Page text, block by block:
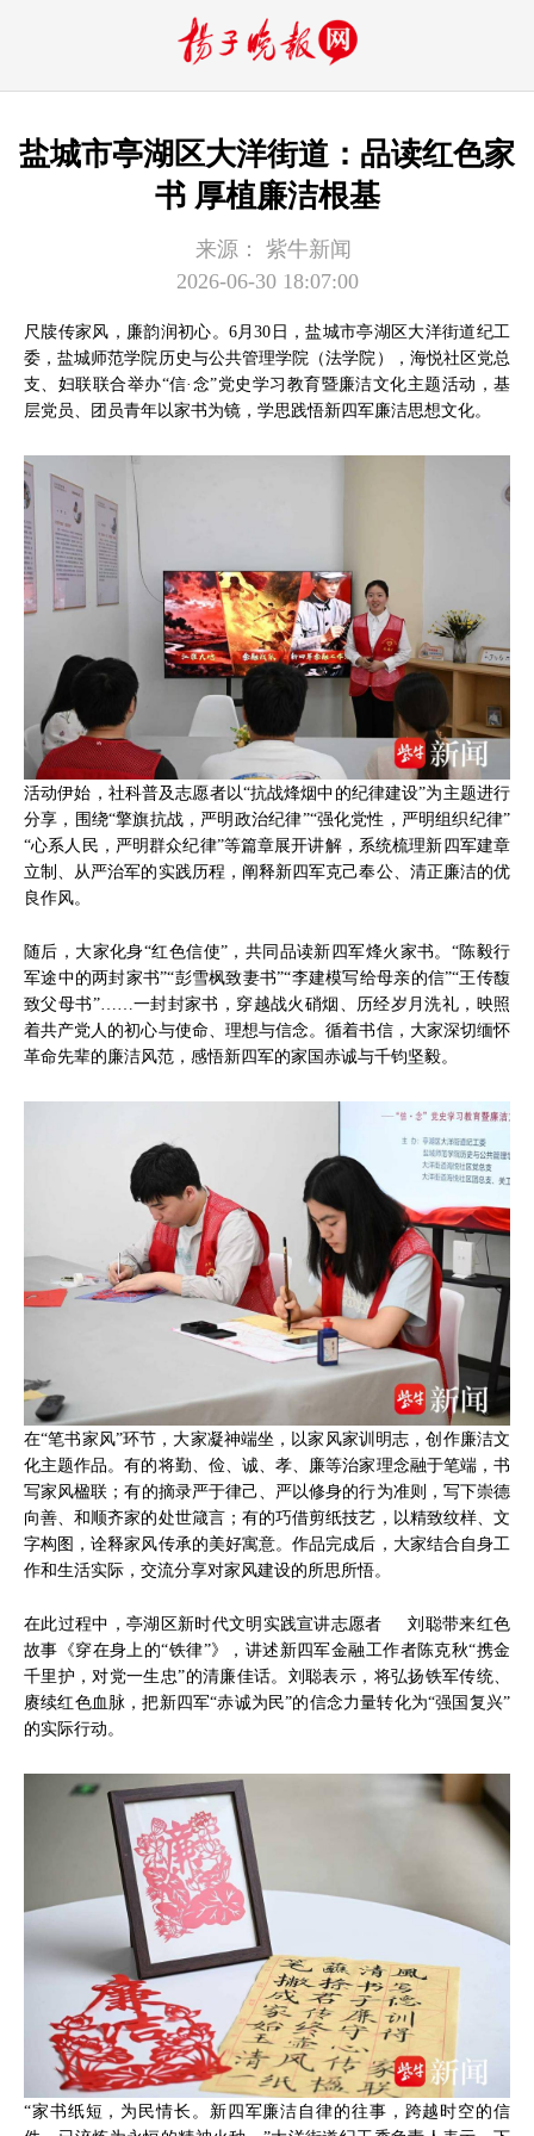
盐城市亭湖区大洋街道：品读红色家
书 厚植廉洁根基
来源：
紫牛新闻
2026-06-30 18:07:00
尺牍传家风，廉韵润初心。6月30日，盐城市亭湖区大洋街道纪工
委，盐城师范学院历史与公共管理学院（法学院），海悦社区党总
支、妇联联合举办“信·念”党史学习教育暨廉洁文化主题活动，基
层党员、团员青年以家书为镜，学思践悟新四军廉洁思想文化。
活动伊始，社科普及志愿者以“抗战烽烟中的纪律建设”为主题进行
分享，围绕“擎旗抗战，严明政治纪律”“强化党性，严明组织纪律”
“心系人民，严明群众纪律”等篇章展开讲解，系统梳理新四军建章
立制、从严治军的实践历程，阐释新四军克己奉公、清正廉洁的优
良作风。
随后，大家化身“红色信使”，共同品读新四军烽火家书。“陈毅行
军途中的两封家书”“彭雪枫致妻书”“李建模写给母亲的信”“王传馥
致父母书”……一封封家书，穿越战火硝烟、历经岁月洗礼，映照
着共产党人的初心与使命、理想与信念。循着书信，大家深切缅怀
革命先辈的廉洁风范，感悟新四军的家国赤诚与千钧坚毅。
在“笔书家风”环节，大家凝神端坐，以家风家训明志，创作廉洁文
化主题作品。有的将勤、俭、诚、孝、廉等治家理念融于笔端，书
写家风楹联；有的摘录严于律己、严以修身的行为准则，写下崇德
向善、和顺齐家的处世箴言；有的巧借剪纸技艺，以精致纹样、文
字构图，诠释家风传承的美好寓意。作品完成后，大家结合自身工
作和生活实际，交流分享对家风建设的所思所悟。
在此过程中，亭湖区新时代文明实践宣讲志愿者 刘聪带来红色
故事《穿在身上的“铁律”》，讲述新四军金融工作者陈克秋“携金
千里护，对党一生忠”的清廉佳话。刘聪表示，将弘扬铁军传统、
赓续红色血脉，把新四军“赤诚为民”的信念力量转化为“强国复兴”
的实际行动。
“家书纸短，为民情长。新四军廉洁自律的往事，跨越时空的信